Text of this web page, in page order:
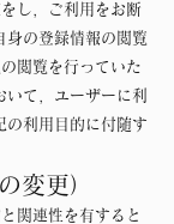
し，ご利用をお断
身の登録情報の閲覧
閲覧を行っていた
て，ユーザーに利
の利用目的に付随す
変更）
関連性を有すると